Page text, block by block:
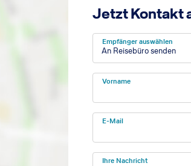
Jetzt Kontakt
An Reisebüro senden
Empfänger auswählen
Vorname
E-Mail
Ihre Nachricht